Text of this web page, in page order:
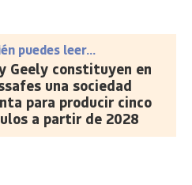
puedes leer...
Geely constituyen en
una sociedad
para producir cinco
a partir de 2028